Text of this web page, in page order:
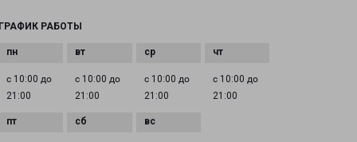
РАБОТЫ
с 10:00 до
21:00
с 10:00 до
21:00
с 10:00 до
21:00
с 10:00 до
21:00